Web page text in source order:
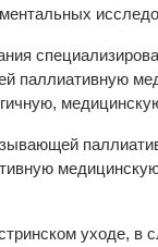
паллиативную
уходе, в